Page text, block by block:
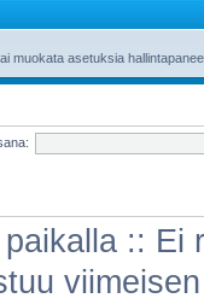
muokata asetuksia
paikalla :: Ei